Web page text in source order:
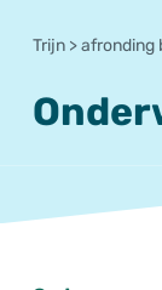
Trijn >afronding